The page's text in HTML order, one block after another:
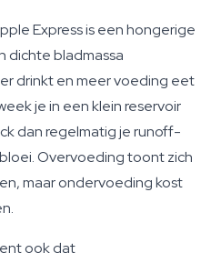
Express is een hongerige
dichte bladmassa
drinkt en meer voeding eet
je in een klein reservoir
dan regelmatig je runoff-
Overvoeding toont zich
maar ondervoeding kost
ook dat